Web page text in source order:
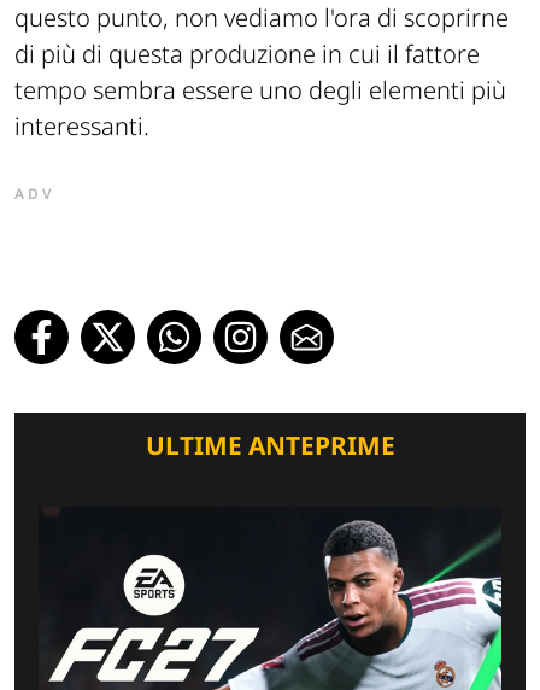
questo punto, non vediamo l'ora di scoprirne
di più di questa produzione in cui il fattore
tempo sembra essere uno degli elementi più
interessanti.
ADV
ULTIME ANTEPRIME